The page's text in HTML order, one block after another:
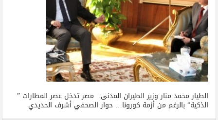
الطيار محمد منار وزير الطيران المدنى: مصر تدخل عصر المطارات ”
الذكية” بالرغم من أزمة كورونا… حوار الصحفي أشرف الحديدي